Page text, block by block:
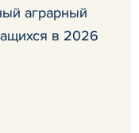
аграрный
в 2026